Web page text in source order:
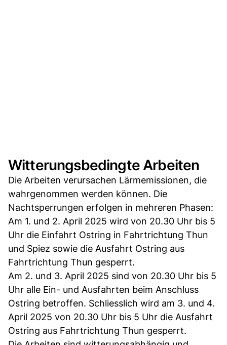
Witterungsbedingte Arbeiten
Die Arbeiten verursachen Lärmemissionen, die
wahrgenommen werden können. Die
Nachtsperrungen erfolgen in mehreren Phasen:
Am 1. und 2. April 2025 wird von 20.30 Uhr bis 5
Uhr die Einfahrt Ostring in Fahrtrichtung Thun
und Spiez sowie die Ausfahrt Ostring aus
Fahrtrichtung Thun gesperrt.
Am 2. und 3. April 2025 sind von 20.30 Uhr bis 5
Uhr alle Ein- und Ausfahrten beim Anschluss
Ostring betroffen. Schliesslich wird am 3. und 4.
April 2025 von 20.30 Uhr bis 5 Uhr die Ausfahrt
Ostring aus Fahrtrichtung Thun gesperrt.